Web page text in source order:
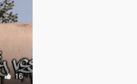
16